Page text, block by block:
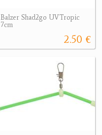
Balzer Shad2go UVTropic
7cm
2.50 €